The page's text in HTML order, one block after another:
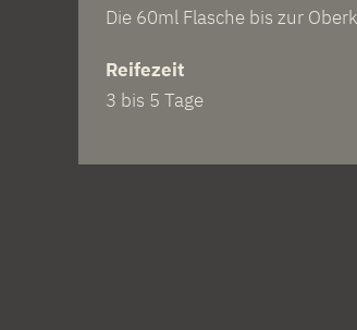
Die 60ml Flasche bis zur
Reifezeit
3 bis 5 Tage